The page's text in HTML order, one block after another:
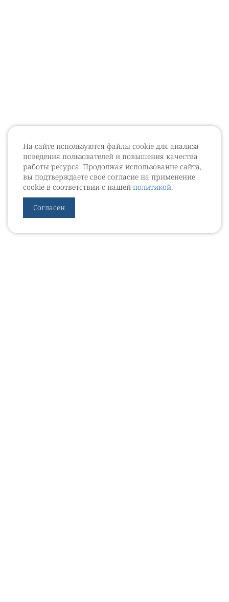
На сайте используются файлы cookie для анализа
поведения пользователей и повышения качества
работы ресурса. Продолжая использование сайта,
вы подтверждаете своё согласие на применение
cookie в соответствии с нашей политикой.
Согласен